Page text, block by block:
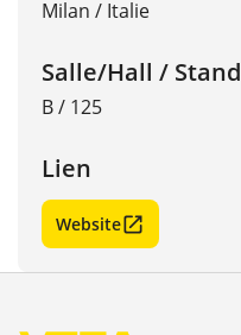
Milan / Italie
Salle/Hall / Stand
B / 125
Lien
Website